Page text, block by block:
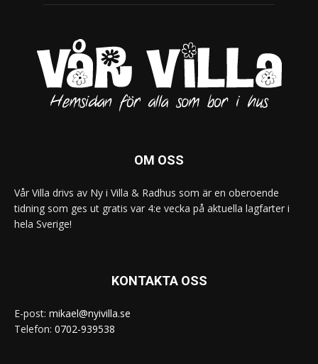
OM OSS
Vår Villa drivs av Ny i Villa & Radhus som är en oberoende
tidning som ges ut gratis var 4:e vecka på aktuella lagfarter i
hela Sverige!
KONTAKTA OSS
E-post: mikael@nyivilla.se
Telefon: 0702-939538